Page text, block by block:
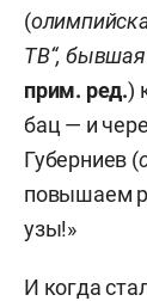
(
ТВ“, бывшая
прим. ред.)
бац — и
Губерниев (
повышаем
узы!»
И когда